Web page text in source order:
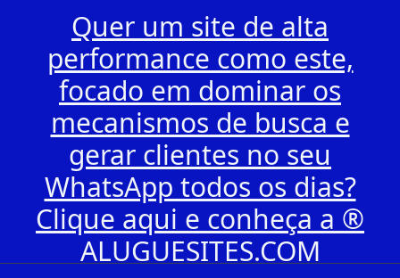
Quer um site de alta
performance como este,
focado em dominar os
mecanismos de busca e
gerar clientes no seu
WhatsApp todos os dias?
Clique aqui e conheça a ®
ALUGUESITES.COM